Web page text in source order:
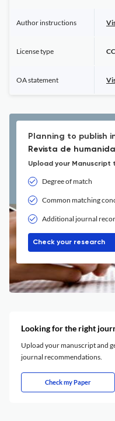
Author instructions
License type
OA statement
Planning to publish
Revista de
Upload your Manuscript
Degree of match
Common matching
Additional journal
Check your research
Looking for the right
Upload your manuscript and
journal recommendations.
Check my Paper